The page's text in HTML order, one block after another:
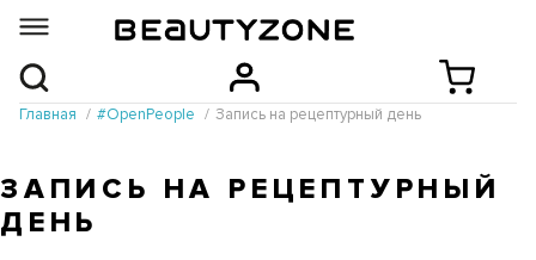
Главная #OpenPeople Запись на рецептурный день
ЗАПИСЬ НА РЕЦЕПТУРНЫЙ
ДЕНЬ